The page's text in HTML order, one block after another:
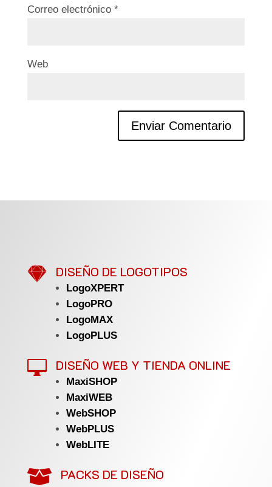
Correo electrónico *
Web
 DISEÑO DE LOGOTIPOS
LogoXPERT
LogoPRO
LogoMAX
LogoPLUS
 DISEÑO WEB Y TIENDA ONLINE
MaxiSHOP
MaxiWEB
WebSHOP
WebPLUS
WebLITE
 PACKS DE DISEÑO